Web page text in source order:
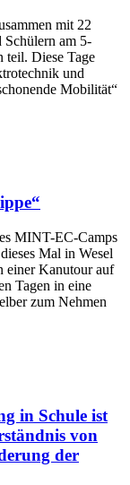
mit 22
Schülern am 5-
teil. Diese Tage
und
Mobilität“
MINT-EC-Camps
Mal in Wesel
einer Kanutour auf
Tagen in eine
zum Nehmen
in Schule ist
von
der